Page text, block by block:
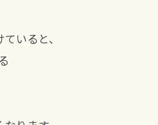
いると、